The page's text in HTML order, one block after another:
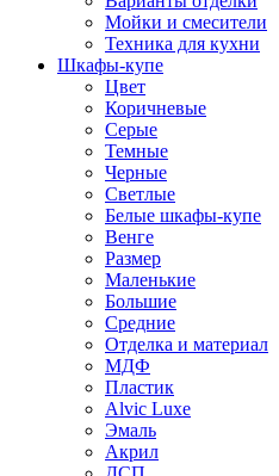
Мойки и смесители
Техника для кухни
Шкафы-купе
Цвет
Коричневые
Серые
Темные
Черные
Светлые
Белые шкафы-купе
Венге
Размер
Маленькие
Большие
Средние
Отделка и материал
МДФ
Пластик
Alvic Luxe
Эмаль
Акрил